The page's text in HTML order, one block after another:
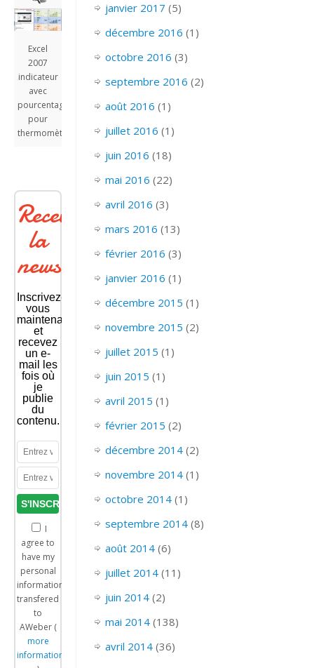
Excel
2007
indicateur
avec
pourcentage
pour
thermomètre
Recevoir
la
newsletter
Inscrivez-
vous
maintenant
et
recevez
un e-
mail les
fois où
je
publie
du
contenu.
I
agree to
have my
personal
information
transfered
to
AWeber (
more
information
janvier 2017 (5)
décembre 2016 (1)
octobre 2016 (3)
septembre 2016 (2)
août 2016 (1)
juillet 2016 (1)
juin 2016 (18)
mai 2016 (22)
avril 2016 (3)
mars 2016 (13)
février 2016 (3)
janvier 2016 (1)
décembre 2015 (1)
novembre 2015 (2)
juillet 2015 (1)
juin 2015 (1)
avril 2015 (1)
février 2015 (2)
décembre 2014(2)
novembre 2014(1)
octobre 2014(1)
septembre 2014(8)
août 2014(6)
juillet 2014(11)
juin 2014(2)
mai 2014(138)
avril 2014(36)